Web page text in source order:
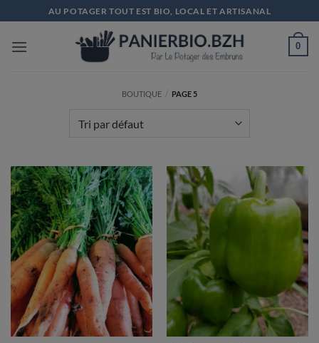
au
contenu
AU POTAGER TOUT EST BIO, LOCAL ET ARTISANAL
0
BOUTIQUE / PAGE 5